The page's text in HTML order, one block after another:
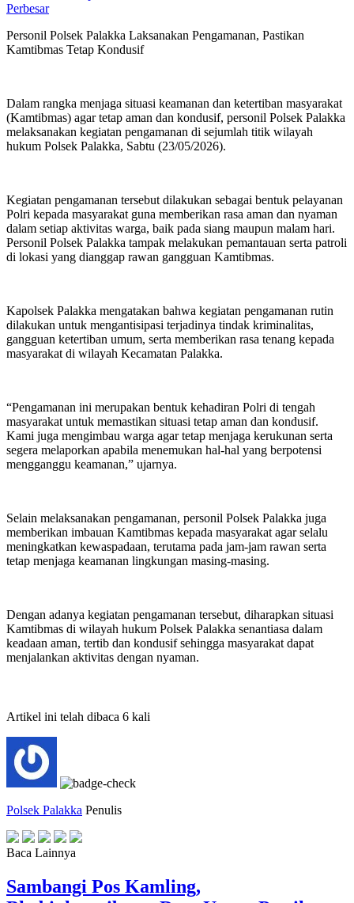
Perbesar
‎Personil Polsek Palakka Laksanakan Pengamanan, Pastikan
Kamtibmas Tetap Kondusif
‎Dalam rangka menjaga situasi keamanan dan ketertiban masyarakat
(Kamtibmas) agar tetap aman dan kondusif, personil Polsek Palakka
melaksanakan kegiatan pengamanan di sejumlah titik wilayah
hukum Polsek Palakka, Sabtu (23/05/2026).
‎Kegiatan pengamanan tersebut dilakukan sebagai bentuk pelayanan
Polri kepada masyarakat guna memberikan rasa aman dan nyaman
dalam setiap aktivitas warga, baik pada siang maupun malam hari.
Personil Polsek Palakka tampak melakukan pemantauan serta patroli
di lokasi yang dianggap rawan gangguan Kamtibmas.
‎Kapolsek Palakka mengatakan bahwa kegiatan pengamanan rutin
dilakukan untuk mengantisipasi terjadinya tindak kriminalitas,
gangguan ketertiban umum, serta memberikan rasa tenang kepada
masyarakat di wilayah Kecamatan Palakka.
‎“Pengamanan ini merupakan bentuk kehadiran Polri di tengah
masyarakat untuk memastikan situasi tetap aman dan kondusif.
Kami juga mengimbau warga agar tetap menjaga kerukunan serta
segera melaporkan apabila menemukan hal-hal yang berpotensi
mengganggu keamanan,” ujarnya.
‎Selain melaksanakan pengamanan, personil Polsek Palakka juga
memberikan imbauan Kamtibmas kepada masyarakat agar selalu
meningkatkan kewaspadaan, terutama pada jam-jam rawan serta
tetap menjaga keamanan lingkungan masing-masing.
‎Dengan adanya kegiatan pengamanan tersebut, diharapkan situasi
Kamtibmas di wilayah hukum Polsek Palakka senantiasa dalam
keadaan aman, tertib dan kondusif sehingga masyarakat dapat
menjalankan aktivitas dengan nyaman.
Artikel ini telah dibaca 6 kali
Polsek Palakka Penulis
Baca Lainnya
Sambangi Pos Kamling,